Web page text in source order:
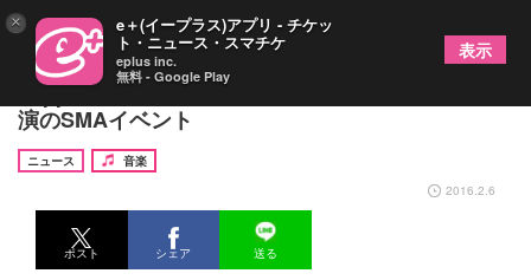
Zepp Fukuoka閉館の日に民生、真心、PUFFYら出
演のSMAイベント
ニュース
音楽
2016.2.6
ポスト シェア 送る
× e＋(イープラス)アプリ - チケッ
ト・ニュース・スマチケ
eplus inc.
無料 - Google Play
表示